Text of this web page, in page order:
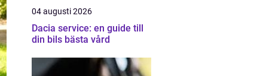
04 augusti 2026
Dacia service: en guide till
din bils bästa vård